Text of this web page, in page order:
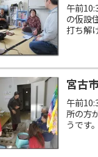
午前
の仮設
打ち解
宮古
午前
所の方
うです